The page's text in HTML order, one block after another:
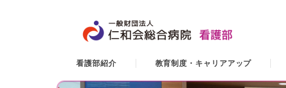
看護部紹介 教育制度・キャリアアップ